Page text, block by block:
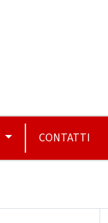
CONTATTI